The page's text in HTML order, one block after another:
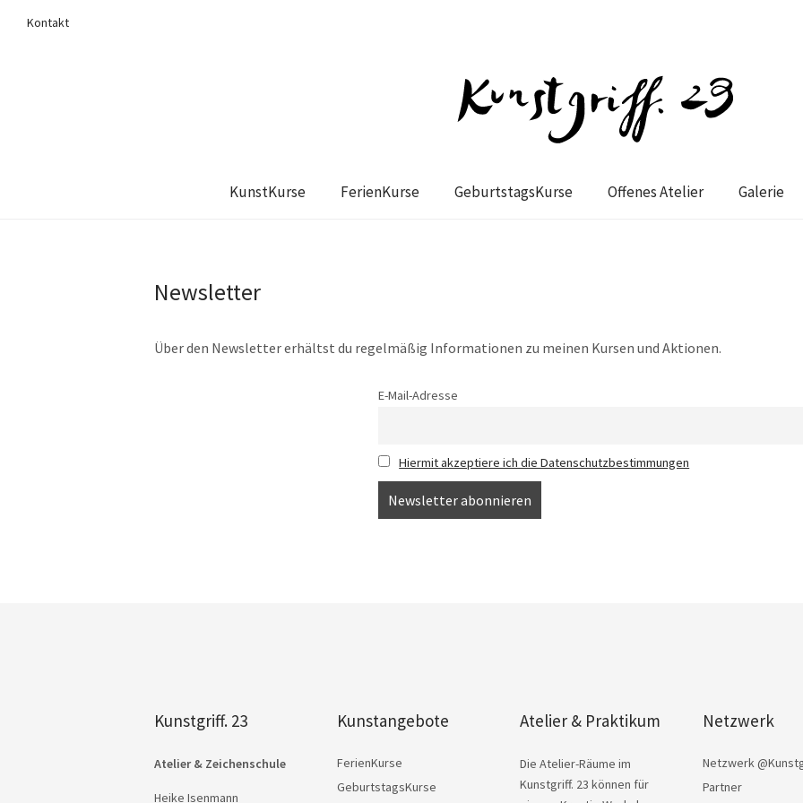
Kontakt
KunstKurse FerienKurse GeburtstagsKurse Offenes Atelier Galerie
Newsletter
Über den Newsletter erhältst du regelmäßig Informationen zu meinen Kursen und Aktionen.
E-Mail-Adresse
Hiermit akzeptiere ich die Datenschutzbestimmungen
Kunstgriff. 23
Atelier & Zeichenschule
Heike Isenmann
Kunstangebote
FerienKurse
GeburtstagsKurse
Atelier & Praktikum
Die Atelier-Räume im
Kunstgriff. 23 können für
Netzwerk
Netzwerk
Partner